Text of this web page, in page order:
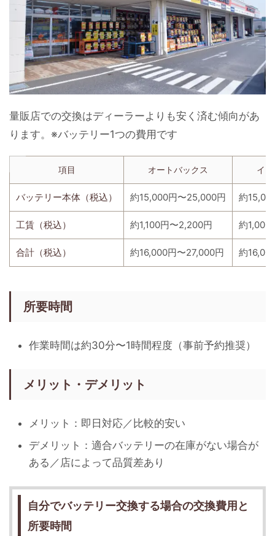
量販店での交換はディーラーよりも安く済む傾向があ
ります。※バッテリー1つの費用です
項目 オートバックス イ
バッテリー本体（税込） 約15,000円〜25,000円 約
工賃（税込） 約1,100円〜2,200円 約1,000
合計（税込） 約16,000円〜27,000円 約
所要時間
作業時間は約30分〜1時間程度（事前予約推奨）
メリット・デメリット
メリット：即日対応／比較的安い
デメリット：適合バッテリーの在庫がない場合が
ある／店によって品質差あり
自分でバッテリー交換する場合の交換費用と
所要時間